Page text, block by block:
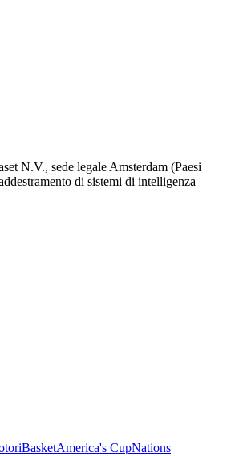
N.V., sede legale Amsterdam (Paesi
di sistemi di intelligenza
BasketAmerica's CupNations